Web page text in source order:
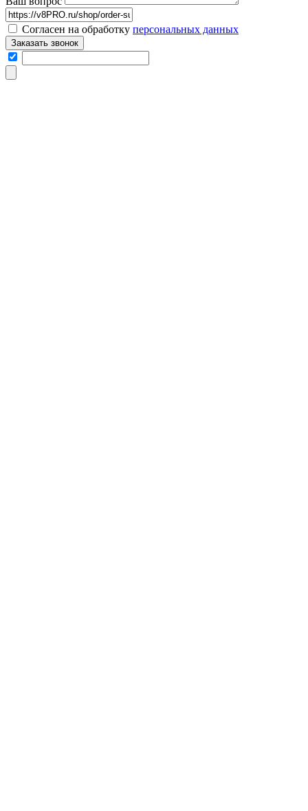
Согласен на обработку персональных данных
Заказать звонок